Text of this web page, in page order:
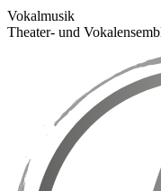
Vokalmusik
Theater- und